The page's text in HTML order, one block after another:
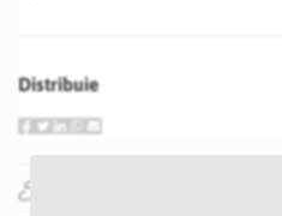
Distribuie
Specificatii